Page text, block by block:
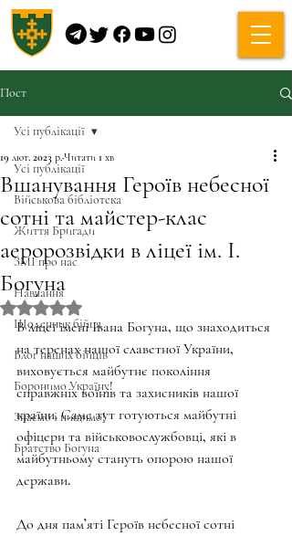
Пост
Усі публікації
Військова бібліотека
Життя Бригади
ЗМІ про нас
Навчання
Щоденник бійця
Блог наших бійців
Боронимо Україну!
Знаємо і нищимо!
Братство Богуна
Усі публікації
Вшанування Героїв небесної
сотні та майстер-клас
аеророзвідки в ліцеї ім. І.
Богуна
19 лют. 2023 р.Читати 1 хв
Оцінка: NaN з 5 зірок.
В ліцеї імені Івана Богуна, що знаходиться
на теренах нашої славетної України,
виховується майбутнє покоління
справжніх воїнів та захисників нашої
країни. Саме тут готуються майбутні
офіцери та військовослужбовці, які в
майбутньому стануть опорою нашої
держави.
До дня пам’яті Героїв небесної сотні